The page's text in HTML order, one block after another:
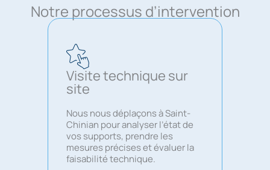
Notre processus d’intervention
Visite technique sur
site
Nous nous déplaçons à Saint-
Chinian pour analyser l’état de
vos supports, prendre les
mesures précises et évaluer la
faisabilité technique.